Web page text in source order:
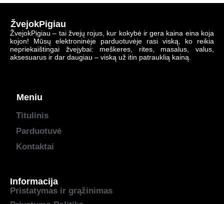
ŽvejokPigiau
ŽvejokPigiau – tai žvejų rojus, kur kokybė ir gera kaina eina koja
kojon! Mūsų elektroninėje parduotuvėje rasi viską, ko reikia
nepriekaištingai žvejybai: meškeres, rites, masalus, valus,
aksesuarus ir dar daugiau – viską už itin patrauklią kainą.
Meniu
Titulinis
Parduotuvė
Kontaktai
Informacija
Pristatymas ir grąžinimas